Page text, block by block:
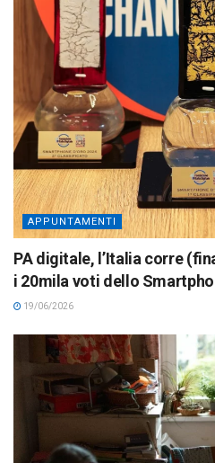
APPUNTAMENTI
PA digitale, l’Italia corre
i 20mila voti dello
19/06/2026